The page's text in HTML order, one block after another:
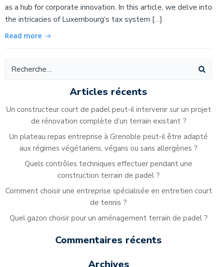
as a hub for corporate innovation. In this article, we delve into
the intricacies of Luxembourg’s tax system […]
Read more
Articles récents
Un constructeur court de padel peut-il intervenir sur un projet
de rénovation complète d’un terrain existant ?
Un plateau repas entreprise à Grenoble peut-il être adapté
aux régimes végétariens, végans ou sans allergènes ?
Quels contrôles techniques effectuer pendant une
construction terrain de padel ?
Comment choisir une entreprise spécialisée en entretien court
de tennis ?
Quel gazon choisir pour un aménagement terrain de padel ?
Commentaires récents
Archives